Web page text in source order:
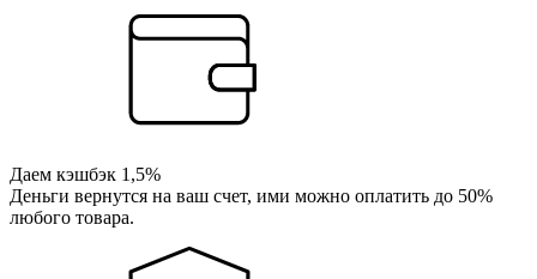
Даем кэшбэк 1,5%
Деньги вернутся на ваш счет, ими можно оплатить до 50%
любого товара.